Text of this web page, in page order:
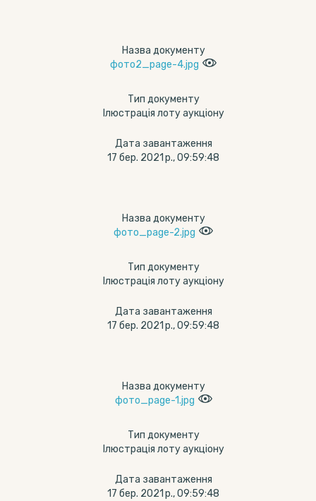
Назва документу
фото2_page-4.jpg
Тип документу
Ілюстрація лоту аукціону
Дата завантаження
17 бер. 2021 р., 09:59:48
Назва документу
фото_page-2.jpg
Тип документу
Ілюстрація лоту аукціону
Дата завантаження
17 бер. 2021 р., 09:59:48
Назва документу
фото_page-1.jpg
Тип документу
Ілюстрація лоту аукціону
Дата завантаження
17 бер. 2021 р., 09:59:48